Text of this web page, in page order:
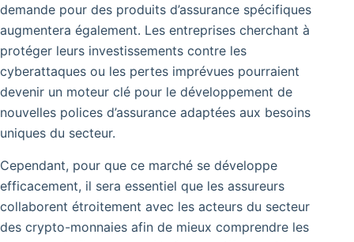
demande pour des produits d’assurance spécifiques
augmentera également. Les entreprises cherchant à
protéger leurs investissements contre les
cyberattaques ou les pertes imprévues pourraient
devenir un moteur clé pour le développement de
nouvelles polices d’assurance adaptées aux besoins
uniques du secteur.
Cependant, pour que ce marché se développe
efficacement, il sera essentiel que les assureurs
collaborent étroitement avec les acteurs du secteur
des crypto-monnaies afin de mieux comprendre les